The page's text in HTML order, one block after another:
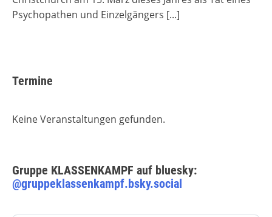
Psychopathen und Einzelgängers [...]
Termine
Keine Veranstaltungen gefunden.
Gruppe KLASSENKAMPF auf bluesky:
@gruppeklassenkampf.bsky.social